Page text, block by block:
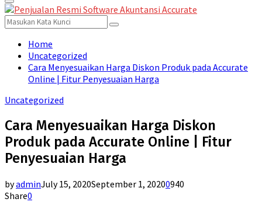
for:
Primary
Menu
Search
for:
Search
Home
Uncategorized
Cara Menyesuaikan Harga Diskon Produk pada Accurate
Online | Fitur Penyesuaian Harga
Uncategorized
Cara Menyesuaikan Harga Diskon
Produk pada Accurate Online | Fitur
Penyesuaian Harga
byadminJuly 15, 2020September 1, 20200940
Share0